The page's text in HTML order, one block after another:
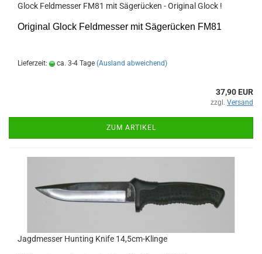
Glock Feldmesser FM81 mit Sägerücken - Original Glock !
Original Glock Feldmesser mit Sägerücken FM81
Lieferzeit: ca. 3-4 Tage (Ausland abweichend)
37,90 EUR
zzgl. Versand
ZUM ARTIKEL
Jagdmesser Hunting Knife 14,5cm-Klinge